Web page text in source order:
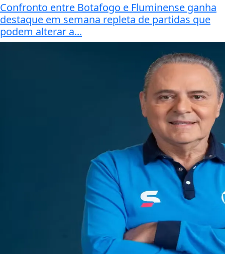
Confronto entre Botafogo e Fluminense ganha
destaque em semana repleta de partidas que
podem alterar a...